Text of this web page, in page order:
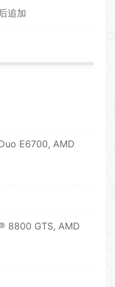
追加
E6700, AMD
8800 GTS, AMD